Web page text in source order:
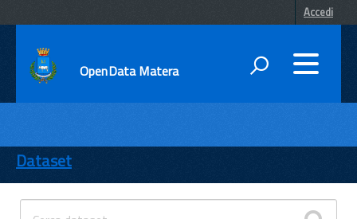
Accedi
OpenData Matera
ENTI
TEMI
INFORMAZIONI
Dataset